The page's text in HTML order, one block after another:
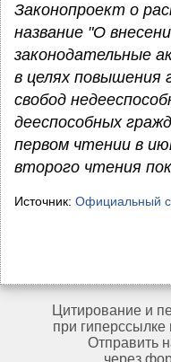
Законопроект о
название "О
законодательные
в целях повышения
свобод
дееспособных
первом чтении в
второго чтения
Источник: Официальный
Цитирование и
при гиперссылке
Отправить
через